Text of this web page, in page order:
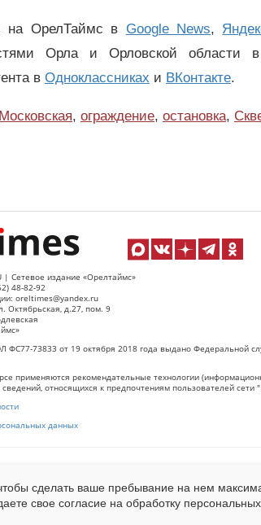
на ОрелТаймс в Google News,
Орла и Орловской области
в Одноклассниках и ВКонтакте.
Московская, ограждение, остановка,
| Сетевое издание «Орелтаймс»
48-82-92
oreltimes@yandex.ru
Октябрьская, д.27, пом. 9
ФС77-73833 от 19 октября 2018 года выдано Федеральной
применяются рекомендательные технологии
относящихся к предпочтениям пользователей
данных
посещаемости доступна на сайтеLiveinternet.ru . Подробная
сделать ваше пребывание на нем
свое согласие на обработку